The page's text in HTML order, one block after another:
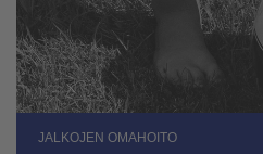
JALKOJEN OMAHOITO